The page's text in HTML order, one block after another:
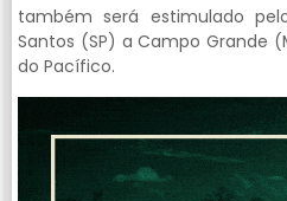
também será estimulado
Santos (SP) a Campo Grande
do Pacífico.